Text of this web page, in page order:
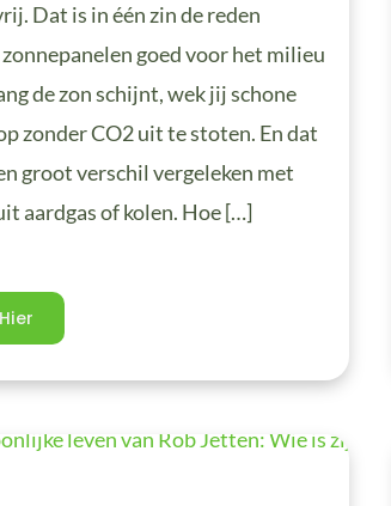
Dat is in één zin de reden
goed voor het milieu
de zon schijnt, wek jij schone
zonder CO2 uit te stoten. En dat
groot verschil vergeleken met
aardgas of kolen. Hoe […]